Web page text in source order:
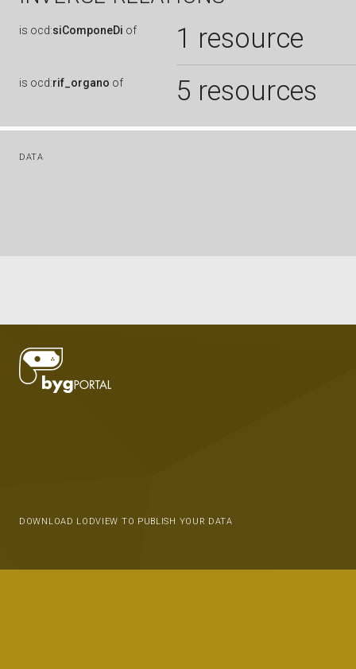
is ocd:siComponeDi of 1 resource
is ocd:rif_organo of 5 resources
DATA
DOWNLOAD LODVIEW TO PUBLISH YOUR DATA